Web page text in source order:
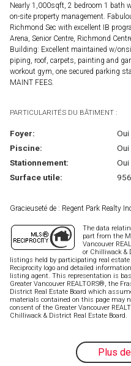
Nearly 1,000sqft, 2 bedroom 1 bath
on-site property management.
Richmond Sec with excellent IB
Arena, Senior Centre, Richmond
Building: Excellent maintained w/
piping, roof, carpets, painting and
workout gym, one secured parking
MAINT FEES.
PARTICULARITÉS DU BÂTIMENT :
Foyer:
Oui
Piscine:
Oui
Stationnement:
Oui
Surface utile:
Gracieuseté de : Regent Park Realty
The data
part from the
Vancouver
or Chilliwack &
listings held by participating real
Reciprocity logo and detailed
listing agent. This representation is
Greater Vancouver REALTORS®, the
District Real Estate Board which
materials contained on this page may
consent of the Greater Vancouver
Chilliwack & District Real Estate Board.
Plus